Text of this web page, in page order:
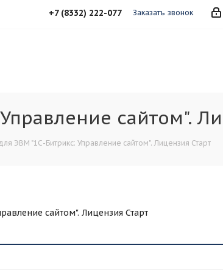
+7 (8332) 222-077 Заказать звонок
сайтом".
ЭВМ "1С-Битрикс: Управление сайтом". Лицензия Старт
сайтом". Лицензия Старт